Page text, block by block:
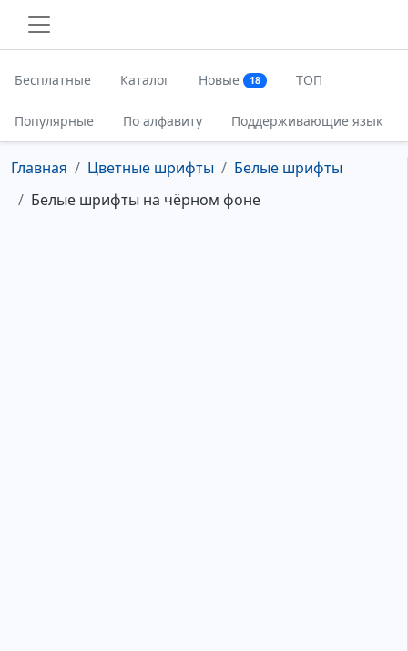
Бесплатные Каталог Новые 18 ТОП
Популярные По алфавиту Поддерживающие язык
Главная Цветные шрифты
Белые шрифты
Белые шрифты на чёрном фоне